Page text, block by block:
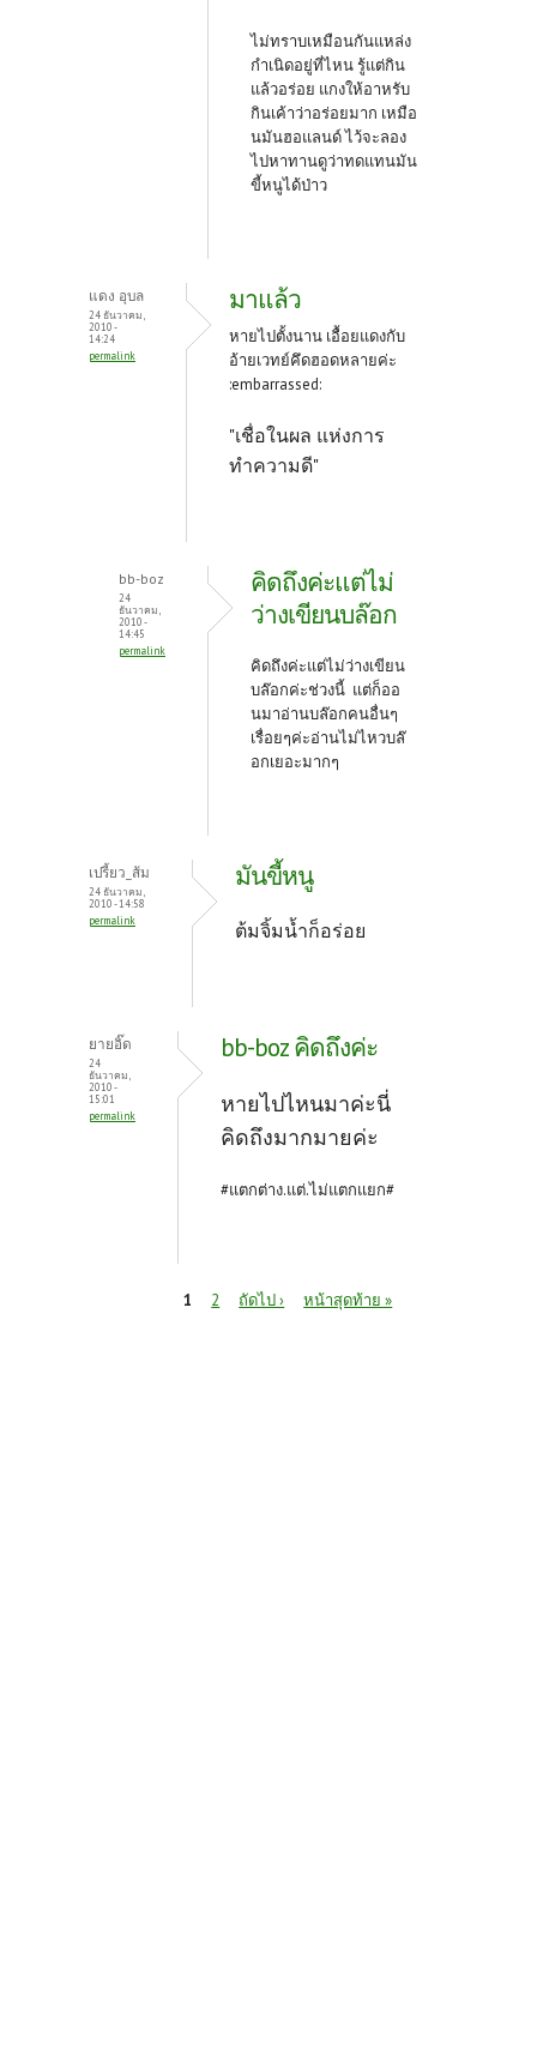
ไม่ทราบเหมือนกันแหล่ง
กำเนิดอยู่ที่ไหน รู้แต่กิน
แล้วอร่อย แกงให้อาหรับ
กินเค้าว่าอร่อยมาก เหมือ
นมันฮอแลนด์ ไว้จะลอง
ไปหาทานดูว่าทดแทนมัน
ขี้หนูได้ป่าว
แดง อุบล
24 ธันวาคม,
2010 -
14:24
permalink
มาแล้ว
หายไปตั้งนาน เอื้อยแดงกับ
อ้ายเวทย์คึดฮอดหลายค่ะ
:embarrassed:
"เชื่อในผล แห่งการ
ทำความดี"
bb-boz
24
ธันวาคม,
2010 -
14:45
permalink
คิดถึงค่ะแต่ไม่
ว่างเขียนบล๊อก
คิดถึงค่ะแต่ไม่ว่างเขียน
บล๊อกค่ะช่วงนี้ แต่ก็ออ
นมาอ่านบล๊อกคนอื่นๆ
เรื่อยๆค่ะอ่านไม่ไหวบล๊
อกเยอะมากๆ
เปรี้ยว_ส้ม
24 ธันวาคม,
2010 - 14:58
permalink
มันขี้หนู
ต้มจิ้มน้ำก็อร่อย
ยายอิ๊ด
24
ธันวาคม,
2010 -
15:01
permalink
bb-boz คิดถึงค่ะ
หายไปไหนมาค่ะนี่
คิดถึงมากมายค่ะ
#แตกต่าง.แต่.ไม่แตกแยก#
1 2 ถัดไป › หน้าสุดท้าย »